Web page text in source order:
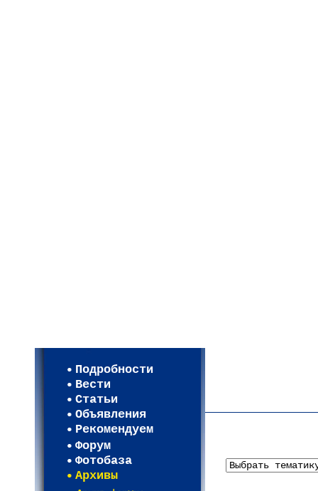
Подробности
Вести
Статьи
Объявления
Рекомендуем
Форум
Фотобаза
Архивы